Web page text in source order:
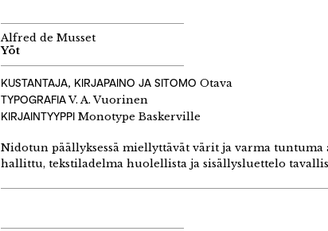
Alfred de Musset
Yöt
KUSTANTAJA, KIRJAPAINO JA SITOMO Otava
TYPOGRAFIAV. A. Vuorinen
KIRJAINTYYPPI Monotype Baskerville
Nidotun päällyksessä miellyttävät värit ja varma
hallittu, tekstiladelma huolellista ja sisällysluettelo